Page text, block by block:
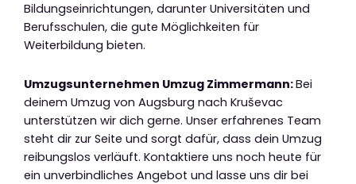
Bildungseinrichtungen, darunter Universitäten und
Berufsschulen, die gute Möglichkeiten für
Weiterbildung bieten.
Umzugsunternehmen Umzug Zimmermann:Bei
deinem Umzug von Augsburg nach Kruševac
unterstützen wir dich gerne. Unser erfahrenes Team
steht dir zur Seite und sorgt dafür, dass dein Umzug
reibungslos verläuft. Kontaktiere uns noch heute für
ein unverbindliches Angebot und lasse uns dir bei